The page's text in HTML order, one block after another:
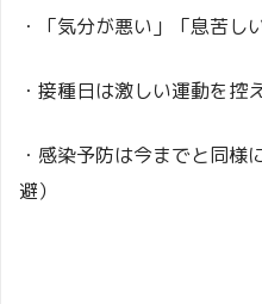
・「気分が悪い」「息苦し
・接種日は激しい運動を控
・感染予防は今までと同様
避）